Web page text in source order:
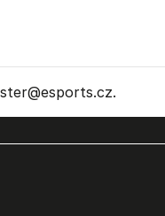
@esports.cz.